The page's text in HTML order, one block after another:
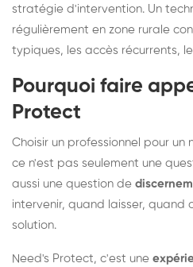
stratégie d'intervention. Un
régulièrement en zone rurale
typiques, les accès récurrents,
Pourquoi faire
Protect
Choisir un professionnel pour un
ce n'est pas seulement une
aussi une question de
intervenir, quand laisser, quand
solution.
Need's Protect, c'est une